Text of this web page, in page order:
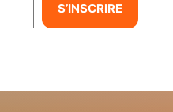
S’INSCRIRE